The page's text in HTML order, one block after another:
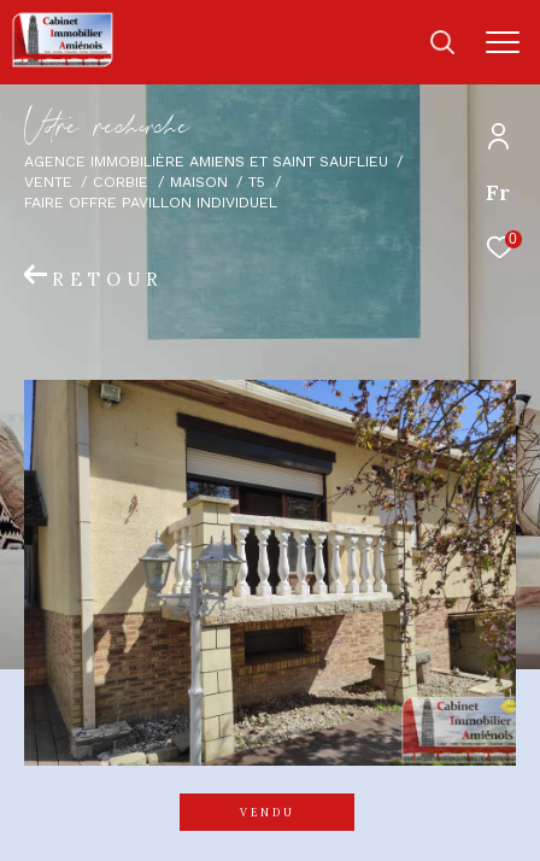
Fr
0
Vore recece
AGENCE IMMOBILIÈRE AMIENS ET SAINT SAUFLIEU
VENTE
CORBIE MAISON
T5
FAIRE OFFRE PAVILLON INDIVIDUEL
RETOUR
VENDU